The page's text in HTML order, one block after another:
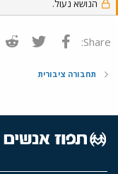
הנושא נעול.
Share: פייסבוק Twitter
תחבורה ציבורית